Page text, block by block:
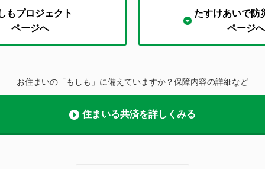
もプロジェクト
ページへ
たすけあいで防
ページへ
お住まいの「もしも」に備えていますか？保障内容の詳細など
住まいる共済を詳しくみる